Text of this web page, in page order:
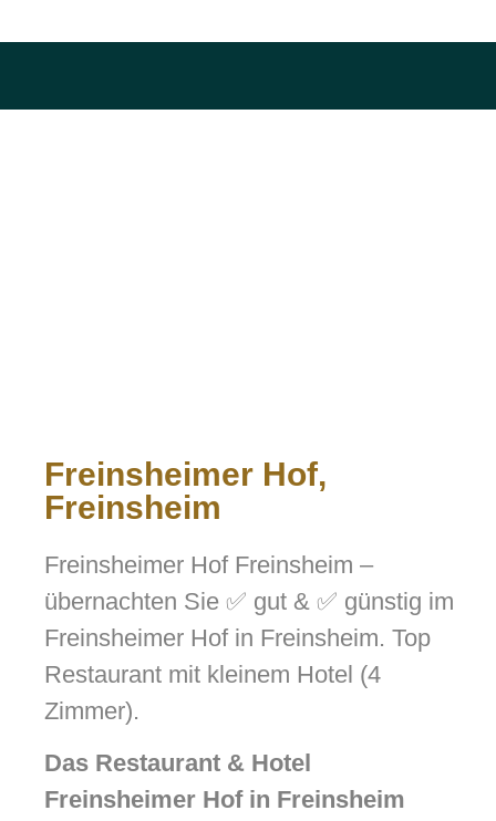
Freinsheimer Hof,
Freinsheim
Freinsheimer Hof Freinsheim –
übernachten Sie ✅ gut & ✅ günstig im
Freinsheimer Hof in Freinsheim. Top
Restaurant mit kleinem Hotel (4
Zimmer).
Das Restaurant & Hotel
Freinsheimer Hof in Freinsheim